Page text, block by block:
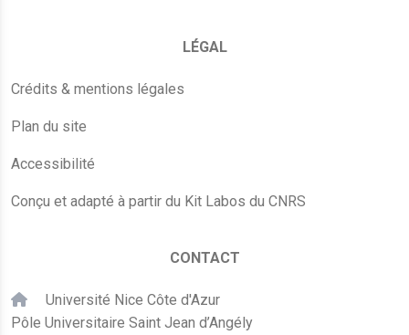
LÉGAL
Crédits & mentions légales
Plan du site
Accessibilité
Conçu et adapté à partir du Kit Labos du CNRS
CONTACT
Université Nice Côte d'Azur
Pôle Universitaire Saint Jean d’Angély